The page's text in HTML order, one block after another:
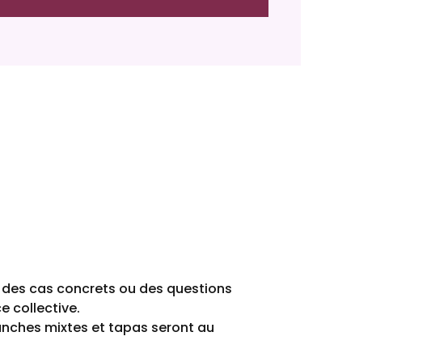
cas concrets ou des questions
collective.
mixtes et tapas seront au